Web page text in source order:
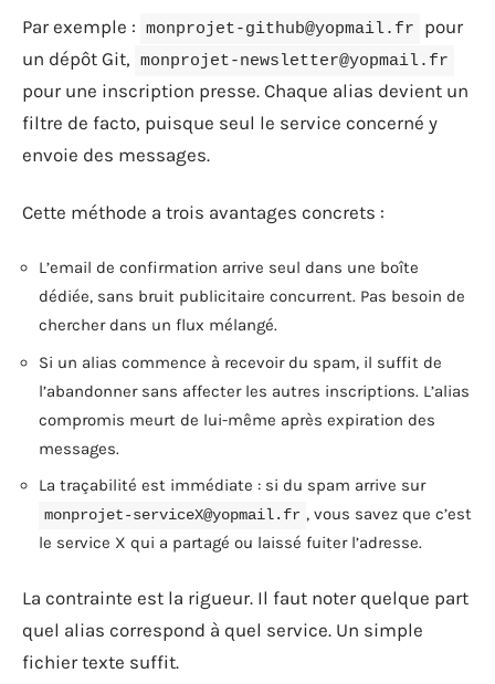
Par exemple : monprojet-github@yopmail.fr
pour
un dépôt Git, monprojet-newsletter@yopmail.fr
pour une inscription presse. Chaque alias devient un
filtre de facto, puisque seul le service concerné y
envoie des messages.
Cette méthode a trois avantages concrets :
L’email de confirmation arrive seul dans une boîte
dédiée, sans bruit publicitaire concurrent. Pas besoin de
chercher dans un flux mélangé.
Si un alias commence à recevoir du spam, il suffit de
l’abandonner sans affecter les autres inscriptions. L’alias
compromis meurt de lui-même après expiration des
messages.
La traçabilité est immédiate : si du spam arrive sur
monprojet-serviceX@yopmail.fr , vous savez que c’est
le service X qui a partagé ou laissé fuiter l’adresse.
La contrainte est la rigueur. Il faut noter quelque part
quel alias correspond à quel service. Un simple
fichier texte suffit.